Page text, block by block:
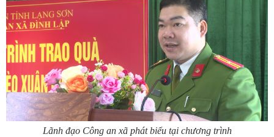
Lãnh đạo Công an xã phát biểu tại chương trình